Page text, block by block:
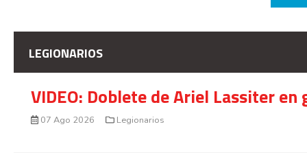
LEGIONARIOS
VIDEO: Doblete de Ariel Lassiter
07 Ago 2026 Legionarios